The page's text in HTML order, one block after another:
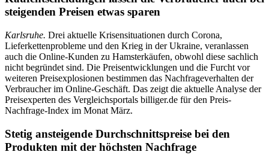
steigenden Preisen etwas sparen
Karlsruhe. Drei aktuelle Krisensituationen durch Corona,
Lieferkettenprobleme und den Krieg in der Ukraine, veranlassen
auch die Online-Kunden zu Hamsterkäufen, obwohl diese sachlich
nicht begründet sind. Die Preisentwicklungen und die Furcht vor
weiteren Preisexplosionen bestimmen das Nachfrageverhalten der
Verbraucher im Online-Geschäft. Das zeigt die aktuelle Analyse der
Preisexperten des Vergleichsportals billiger.de für den Preis-
Nachfrage-Index im Monat März.
Stetig ansteigende Durchschnittspreise bei den
Produkten mit der höchsten Nachfrage